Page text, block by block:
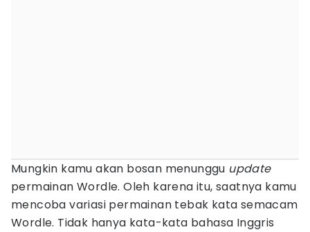
Mungkin kamu akan bosan menunggu update
permainan Wordle. Oleh karena itu, saatnya kamu
mencoba variasi permainan tebak kata semacam
Wordle. Tidak hanya kata-kata bahasa Inggris